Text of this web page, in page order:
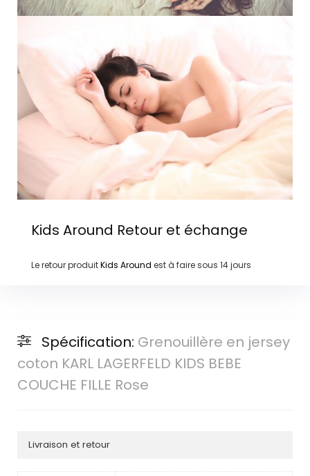
Kids Around Retour et échange
Le retour produitKids Around est à faire sous 14 jours
Spécification: Grenouillère en jersey
coton KARL LAGERFELD KIDS BEBE
COUCHE FILLE Rose
Livraison et retour